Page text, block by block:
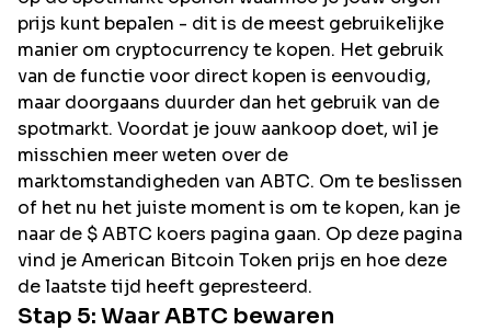
prijs kunt bepalen - dit is de meest gebruikelijke
manier om cryptocurrency te kopen. Het gebruik
van de functie voor direct kopen is eenvoudig,
maar doorgaans duurder dan het gebruik van de
spotmarkt. Voordat je jouw aankoop doet, wil je
misschien meer weten over de
marktomstandigheden van ABTC. Om te beslissen
of het nu het juiste moment is om te kopen, kan je
naar de $ ABTC koers pagina gaan. Op deze pagina
vind je American Bitcoin Token prijs en hoe deze
de laatste tijd heeft gepresteerd.
Stap 5: WaarABTC bewaren